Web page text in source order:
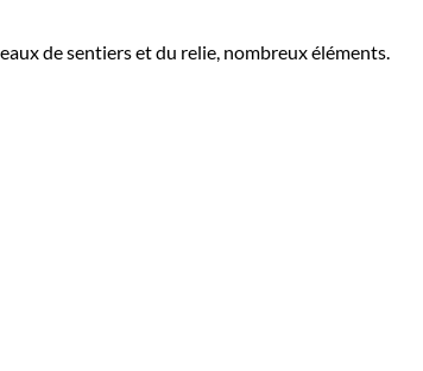
de sentiers et du relie, nombreux éléments.